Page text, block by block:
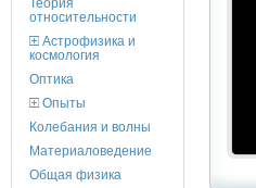
Теория
относительности
Астрофизика и
космология
Оптика
Опыты
Колебания и волны
Материаловедение
Общая физика